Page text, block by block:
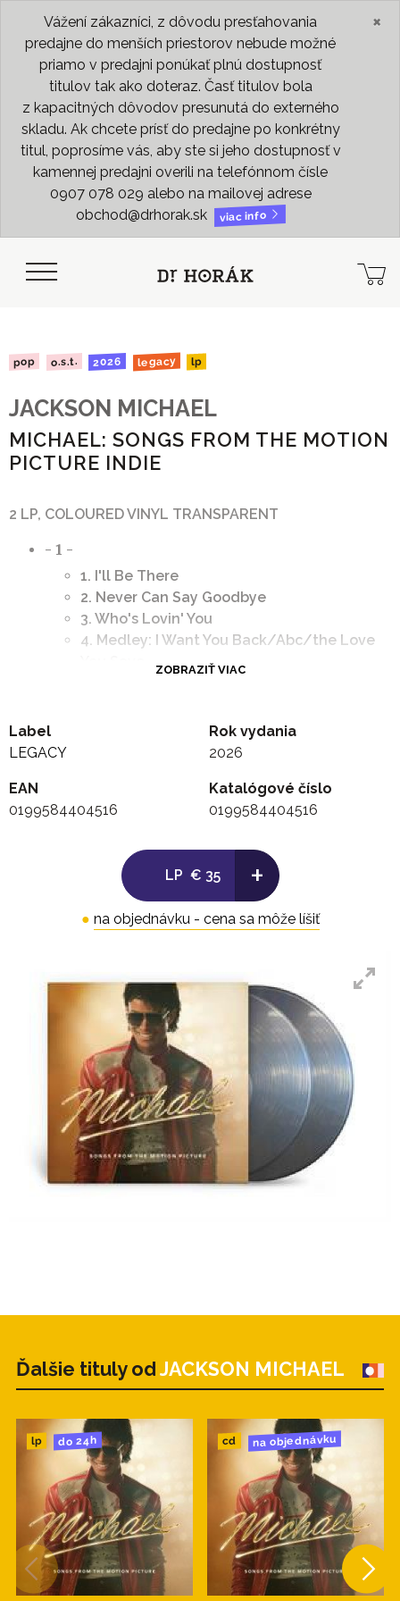
Vážení zákazníci, z dôvodu presťahovania
predajne do menších priestorov nebude možné
priamo v predajni ponúkať plnú dostupnosť
titulov tak ako doteraz. Časť titulov bola
z kapacitných dôvodov presunutá do externého
skladu. Ak chcete prísť do predajne po konkrétny
titul, poprosíme vás, aby ste si jeho dostupnosť v
kamennej predajni overili na telefónnom čísle
0907 078 029 alebo na mailovej adrese
obchod@drhorak.sk
viac info
×
pop o.s.t. 2026 legacy lp
JACKSON MICHAEL
MICHAEL: SONGS FROM THE MOTION
PICTURE INDIE
2 LP, COLOURED VINYL TRANSPARENT
- 1 -
1. I'll Be There
2. Never Can Say Goodbye
3. Who's Lovin' You
4. Medley: I Want You Back/Abc/the Love
- 2 -
3. Wanna Be Startin' Somethin'
5. Working Day and Night
6. Bad
ZOBRAZIŤ VIAC
Label
LEGACY
Rok vydania
2026
EAN
0199584404516
Katalógové číslo
0199584404516
LP € 35 +
● na objednávku - cena sa môže líšiť
Ďalšie tituly od JACKSON MICHAEL
lp do 24h cd na objednávku